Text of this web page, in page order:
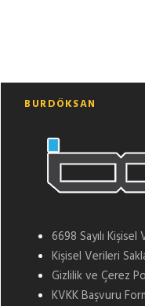
BURDÖKSAN
6698 Sayılı
Kişisel Verileri
Gizlilik ve Çerez
KVKK Başvuru